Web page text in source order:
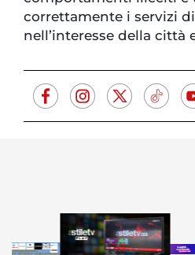
correttamente i servizi
nell’interesse della città